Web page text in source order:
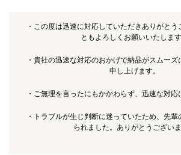
・この度は迅速に対応していただきありがと
ともよろしくお願いいたします
・貴社の迅速な対応のおかげで納品がスムー
申し上げます。
・ご無理を言ったにもかかわらず、迅速な対応
・トラブルが生じ判断に迷っていたため、先
られました。ありがとうございま